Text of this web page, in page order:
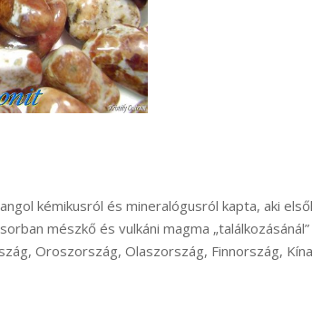
kémikusról és mineralógusról kapta, aki
mészkő és vulkáni magma
Oroszország, Olaszország, Finnország,